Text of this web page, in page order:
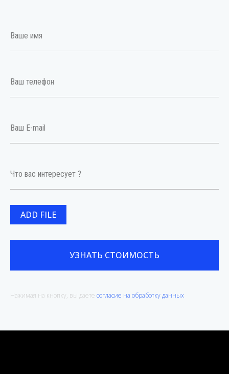
ADD FILE
УЗНАТЬ СТОИМОСТЬ
Нажимая на кнопку, вы даете согласие на обработку данных